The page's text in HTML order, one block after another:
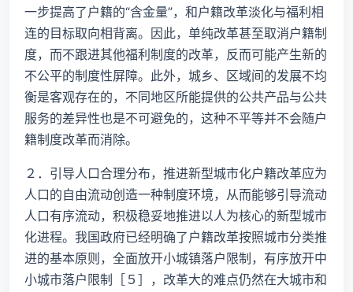
一步提高了户籍的“含金量”，和户籍改革淡化与福利相
连的目标取向相背离。因此，单纯改革甚至取消户籍制
度，而不跟进其他福利制度的改革，反而可能产生新的
不公平的制度性屏障。此外，城乡、区域间的发展不均
衡是客观存在的，不同地区所能提供的公共产品与公共
服务的差异性也是不可避免的，这种不平等并不会随户
籍制度改革而消除。
２．引导人口合理分布，推进新型城市化户籍改革应为
人口的自由流动创造一种制度环境，从而能够引导流动
人口有序流动，积极稳妥地推进以人为核心的新型城市
化进程。我国政府已经明确了户籍改革按照城市分类推
进的基本原则，全面放开小城镇落户限制，有序放开中
小城市落户限制［５］，改革大的难点仍然在大城市和